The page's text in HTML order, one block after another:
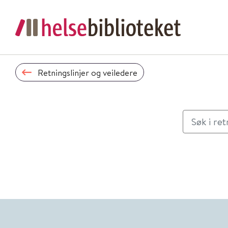
Retningslinjer og veiledere